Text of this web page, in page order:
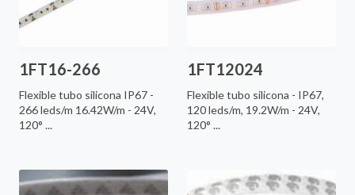
1FT16-266
Flexible tubo silicona IP67 -
266 leds/m 16.42W/m - 24V,
120° ...
1FT12024
Flexible tubo silicona - IP67,
120 leds/m, 19.2W/m - 24V,
120° ...